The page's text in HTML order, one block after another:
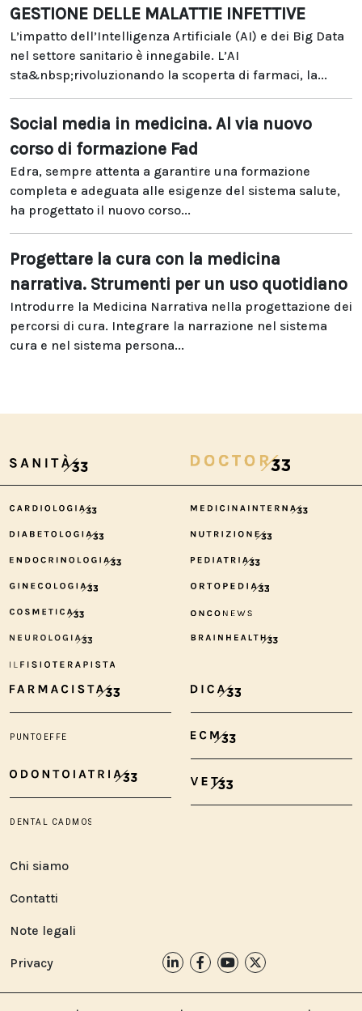
GESTIONE DELLE MALATTIE INFETTIVE
L’impatto dell’Intelligenza Artificiale (AI) e dei Big Data
nel settore sanitario è innegabile. L’AI
sta&nbsp;rivoluzionando la scoperta di farmaci, la...
Social media in medicina. Al via nuovo
corso di formazione Fad
Edra, sempre attenta a garantire una formazione
completa e adeguata alle esigenze del sistema salute,
ha progettato il nuovo corso...
Progettare la cura con la medicina
narrativa. Strumenti per un uso quotidiano
Introdurre la Medicina Narrativa nella progettazione dei
percorsi di cura. Integrare la narrazione nel sistema
cura e nel sistema persona...
Chi siamo
Contatti
Note legali
Privacy